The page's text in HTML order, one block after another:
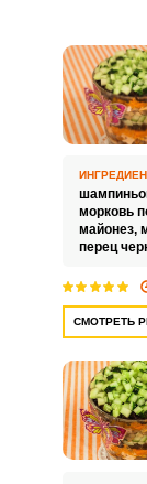
морковь
майонез,
перец
СМОТРЕТЬ